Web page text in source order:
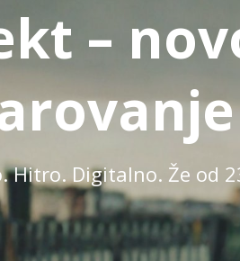
–
Hitro. Digitalno. Že od